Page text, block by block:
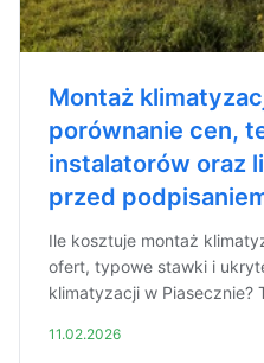
Montaż
porównanie cen,
instalatorów oraz
przed
Ile kosztuje montaż
ofert, typowe stawki i
klimatyzacji w Piasecznie?
11.02.2026